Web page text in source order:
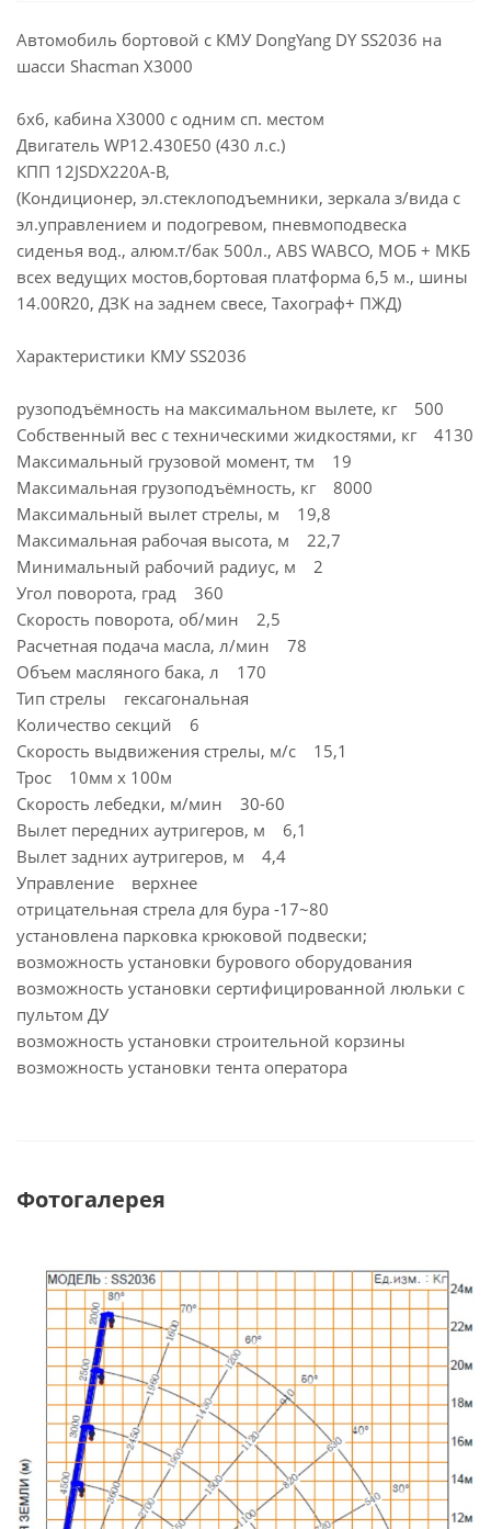
Автомобиль бортовой с КМУ DongYang DY SS2036 на
шасси Shacman Х3000
6х6, кабина Х3000 с одним сп. местом
Двигатель WP12.430E50 (430 л.с.)
КПП 12JSDX220A-B,
(Кондиционер, эл.стеклоподъемники, зеркала з/вида с
эл.управлением и подогревом, пневмоподвеска
сиденья вод., алюм.т/бак 500л., ABS WABCO, МОБ + МКБ
всех ведущих мостов,бортовая платформа 6,5 м., шины
14.00R20, ДЗК на заднем свесе, Тахограф+ ПЖД)
Характеристики КМУ SS2036
рузоподъёмность на максимальном вылете, кг 500
Собственный вес с техническими жидкостями, кг 4130
Максимальный грузовой момент, тм 19
Максимальная грузоподъёмность, кг 8000
Максимальный вылет стрелы, м 19,8
Максимальная рабочая высота, м 22,7
Минимальный рабочий радиус, м 2
Угол поворота, град 360
Скорость поворота, об/мин 2,5
Расчетная подача масла, л/мин 78
Объем масляного бака, л 170
Тип стрелы гексагональная
Количество секций 6
Скорость выдвижения стрелы, м/с 15,1
Трос 10мм x 100м
Скорость лебедки, м/мин 30-60
Вылет передних аутригеров, м 6,1
Вылет задних аутригеров, м 4,4
Управление верхнее
отрицательная стрела для бура -17~80
установлена парковка крюковой подвески;
возможность установки бурового оборудования
возможность установки сертифицированной люльки с
пультом ДУ
возможность установки строительной корзины
возможность установки тента оператора
Фотогалерея